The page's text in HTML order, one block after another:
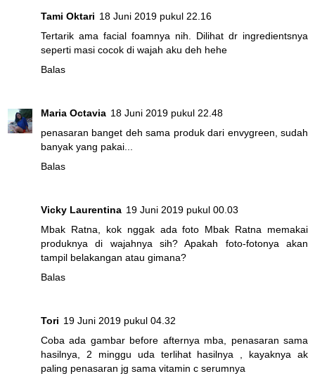
Tami Oktari 18 Juni 2019 pukul 22.16
Tertarik ama facial foamnya nih. Dilihat dr ingredientsnya
seperti masi cocok di wajah aku deh hehe
Balas
Maria Octavia 18 Juni 2019 pukul 22.48
penasaran banget deh sama produk dari envygreen, sudah
banyak yang pakai...
Balas
Vicky Laurentina 19 Juni 2019 pukul 00.03
Mbak Ratna, kok nggak ada foto Mbak Ratna memakai
produknya di wajahnya sih? Apakah foto-fotonya akan
tampil belakangan atau gimana?
Balas
Tori 19 Juni 2019 pukul 04.32
Coba ada gambar before afternya mba, penasaran sama
hasilnya, 2 minggu uda terlihat hasilnya , kayaknya ak
paling penasaran jg sama vitamin c serumnya